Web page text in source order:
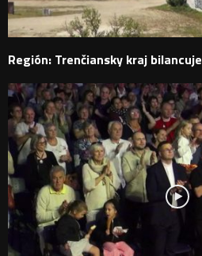
Región: Trenčiansky kraj bilancuje